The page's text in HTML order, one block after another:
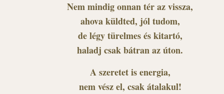
Nem mindig onnan tér az vissza,
ahova küldted, jól tudom,
de légy türelmes és kitartó,
haladj csak bátran az úton.
A szeretet is energia,
nem vész el, csak átalakul!